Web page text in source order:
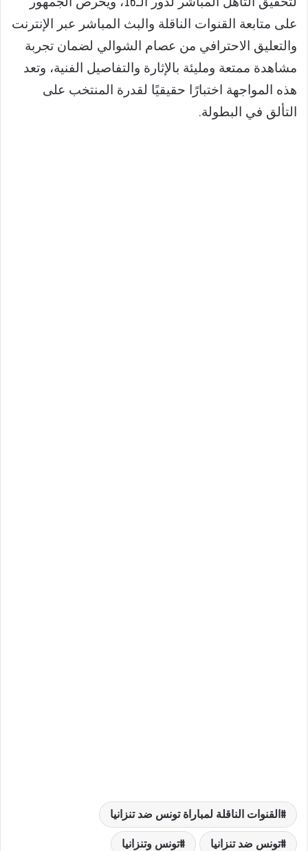
على متابعة القنوات الناقلة والبث المباشر عبر الإنترنت
والتعليق الاحترافي من عصام الشوالي لضمان تجربة
مشاهدة ممتعة ومليئة بالإثارة والتفاصيل الفنية، وتعد
هذه المواجهة اختبارًا حقيقيًا لقدرة المنتخب على
التألق في البطولة.
القنوات الناقلة لمباراة تونس ضد تنزانيا
تونس ضد تنزانيا تونس وتنزانيا